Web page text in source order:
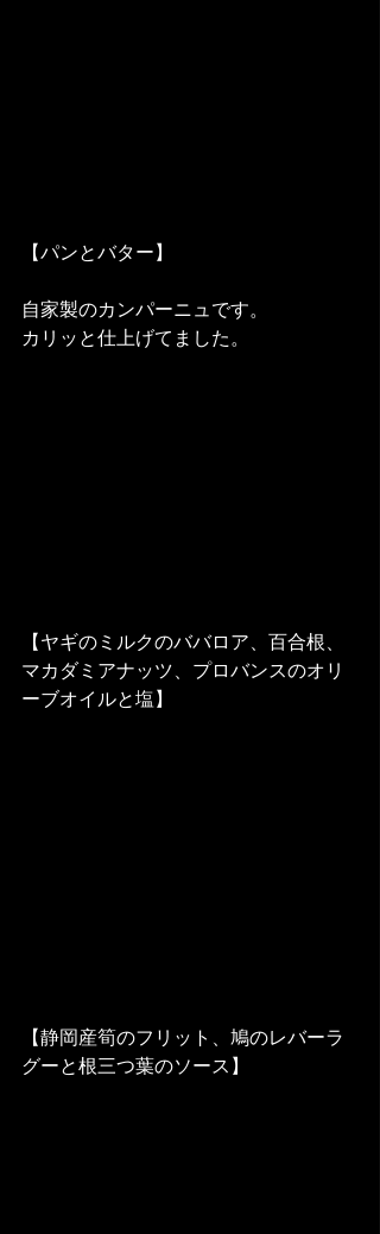
【パンとバター】
自家製のカンパーニュです。
カリッと仕上げてました。
【ヤギのミルクのババロア、百合根、
マカダミアナッツ、プロバンスのオリ
ーブオイルと塩】
【静岡産筍のフリット、鳩のレバーラ
グーと根三つ葉のソース】